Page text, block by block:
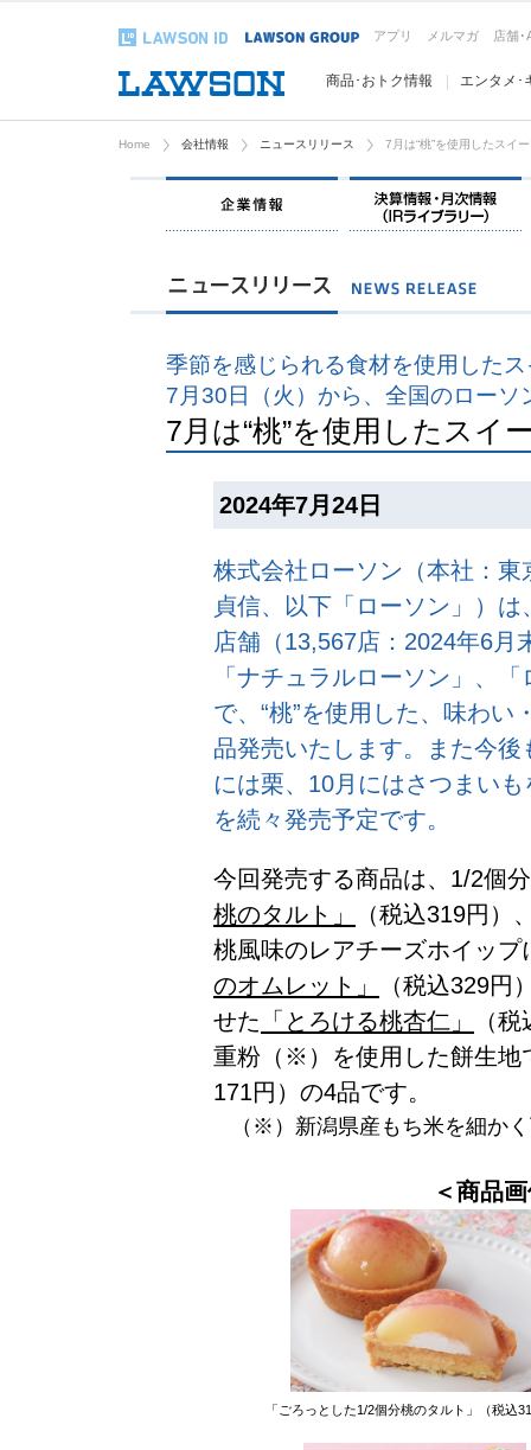
アプリ メルマガ 店舗･
商品･おトク情報 エンタメ･
Home 会社情報 ニュースリリース 7月は“桃”を使用したスイ
企業情報
季節を感じられる食材を使用した
7月30日（火）から、全国のローソ
7月は“桃”を使用したスイ
2024年7月24日
株式会社ローソン（本社：
貞信、以下「ローソン」）
店舗（13,567店：2024年6月
「ナチュラルローソン」、
で、“桃”を使用した、味わ
品発売いたします。また今
には栗、10月にはさつまい
を続々発売予定です。
今回発売する商品は、1/2個
桃のタルト」
（税込319円）
桃風味のレアチーズホイップ
のオムレット」
（税込329円
せた 「とろける桃杏仁」
（
重粉（※）を使用した餅生地
171円）の4品です。
（※） 新潟県産もち米を細か
＜商品
「ごろっとした1/2個分桃のタルト」（税込